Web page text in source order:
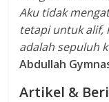
Aku tidak
tetapi untuk alif,
adalah sepuluh
Abdullah
Artikel &